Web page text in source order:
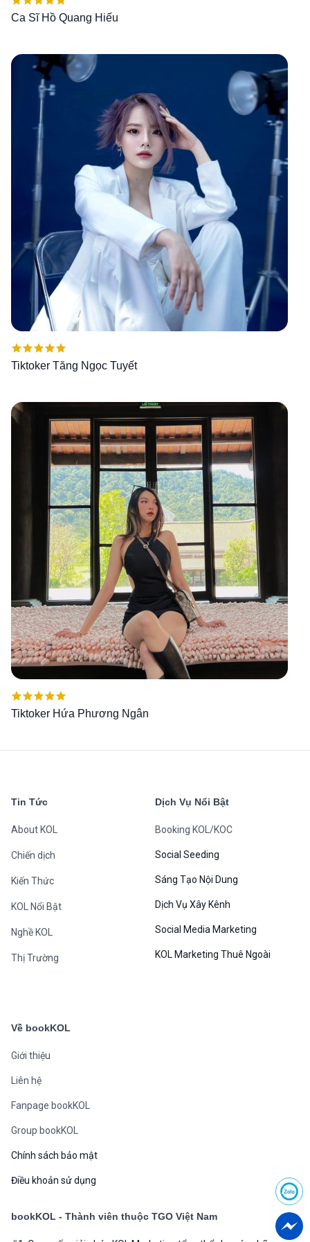
Ca Sĩ Hồ Quang Hiếu
Được xếp
Tiktoker Tăng Ngọc Tuyết
Được xếp
Tiktoker Hứa Phương Ngân
Được xếp
Tin Tức
About KOL
Chiến dịch
Kiến Thức
KOL Nổi Bật
Nghề KOL
Thị Trường
Dịch Vụ Nổi Bật
Booking KOL/KOC
Social Seeding
Sáng Tạo Nội Dung
Dịch Vụ Xây Kênh
Social Media Marketing
KOL Marketing Thuê Ngoài
Về bookKOL
Giới thiệu
Liên hệ
Fanpage bookKOL
Group bookKOL
Chính sách bảo mật
Điều khoản sử dụng
bookKOL - Thành viên thuộc TGO Việt Nam